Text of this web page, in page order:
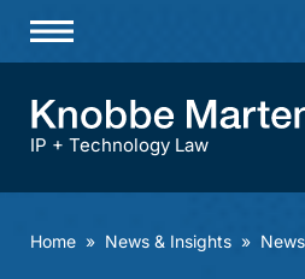
Practices & Industries
IP + Technology Law
Home » News & Insights »